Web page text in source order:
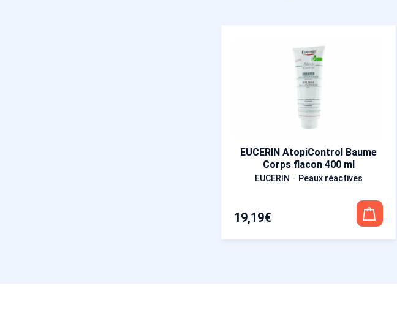
EUCERIN AtopiControl Baume
Corps flacon 400 ml
EUCERIN - Peaux réactives
19,19€